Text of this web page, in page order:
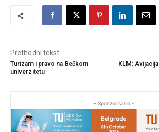
Prethodni tekst
Turizam i pravo na Bečkom
univerzitetu
KLM:
- Sponzorisano -